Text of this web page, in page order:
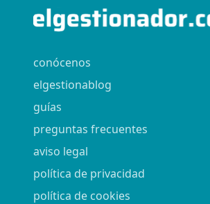
conócenos
elgestionablog
guías
preguntas frecuentes
aviso legal
política de privacidad
política de cookies